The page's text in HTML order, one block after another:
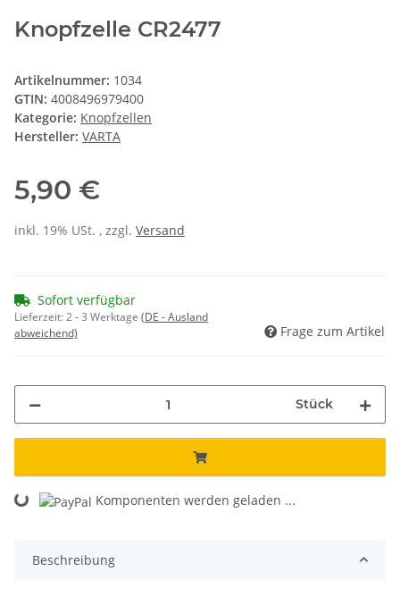
Knopfzelle CR2477
Artikelnummer: 1034
GTIN: 4008496979400
Kategorie: Knopfzellen
Hersteller: VARTA
5,90 €
inkl. 19% USt. , zzgl. Versand
Sofort verfügbar
Lieferzeit:2 - 3 Werktage (DE - Ausland
abweichend)
Frage zum Artikel
Stück
Loading... Komponenten werden geladen ...
Beschreibung